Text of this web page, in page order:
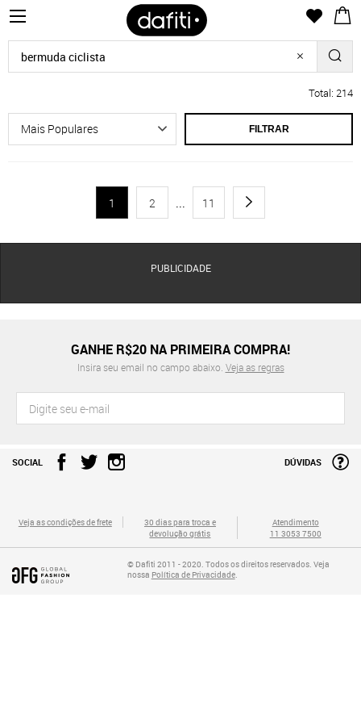
Total: 214
FILTRAR
1 2 ... 11
PUBLICIDADE
GANHE R$20 NA PRIMEIRA COMPRA!
Insira seu email no campo abaixo. Veja as regras
SOCIAL DÚVIDAS
Veja as condições de frete
30 dias para troca e
devolução grátis
Atendimento
11 3053 7500
© Dafiti 2011 - 2020. Todos os direitos reservados. Veja
nossa Política de Privacidade.